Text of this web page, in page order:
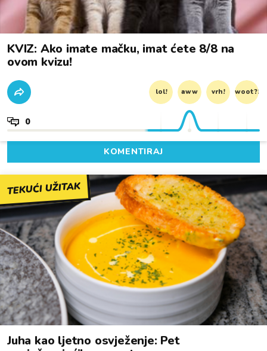
KVIZ: Ako imate mačku, imat ćete 8/8 na
ovom kvizu!
lol! aww vrh! woot?!
0
KOMENTIRAJ
TEKUĆI UŽITAK
Juha kao ljetno osvježenje: Pet